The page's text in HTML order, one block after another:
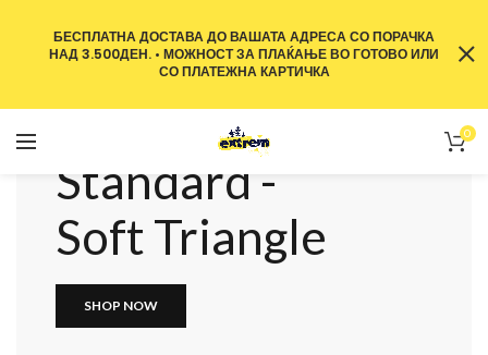
0
Standard -
Soft Triangle
SHOP NOW
БЕСПЛАТНА ДОСТАВА ДО ВАШАТА АДРЕСА СО ПОРАЧКА
НАД 3.500ДЕН. • МОЖНОСТ ЗА ПЛАЌАЊЕ ВО ГОТОВО ИЛИ
СО ПЛАТЕЖНА КАРТИЧКА